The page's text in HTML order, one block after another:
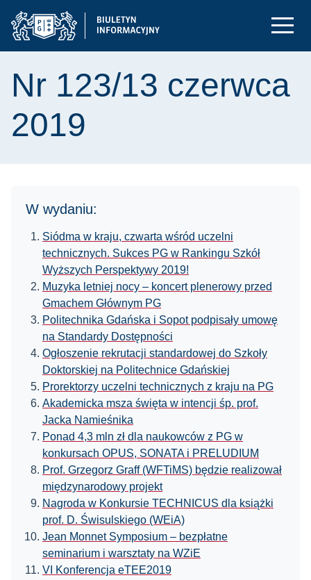
Nr 123/13 czerwca
2019
W wydaniu:
Siódma w kraju, czwarta wśród uczelni
technicznych. Sukces PG w Rankingu Szkół
Wyższych Perspektywy 2019!
Muzyka letniej nocy – koncert plenerowy przed
Gmachem Głównym PG
Politechnika Gdańska i Sopot podpisały umowę
na Standardy Dostępności
Ogłoszenie rekrutacji standardowej do Szkoły
Doktorskiej na Politechnice Gdańskiej
Prorektorzy uczelni technicznych z kraju na PG
Akademicka msza święta w intencji śp. prof.
Jacka Namieśnika
Ponad 4,3 mln zł dla naukowców z PG w
konkursach OPUS, SONATA i PRELUDIUM
Prof. Grzegorz Graff (WFTiMS) będzie realizował
międzynarodowy projekt
Nagroda w Konkursie TECHNICUS dla książki
prof. D. Świsulskiego (WEiA)
Jean Monnet Symposium – bezpłatne
seminarium i warsztaty na WZiE
VI Konferencja eTEE2019